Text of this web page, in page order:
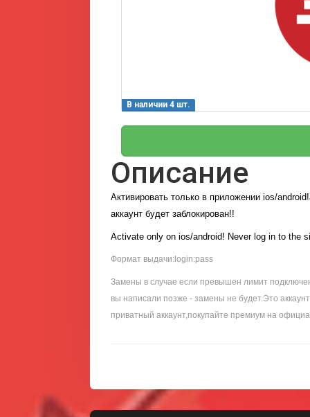
В наличии 4 шт.
Описание
Активировать только в приложении ios/android!
аккаунт будет заблокирован!!
Activate only on ios/android! Never log in to the
Формат выдачи:login:pass
Замены в случае если превышен лимит
вы написали позже - замены не будет.Это
приватный аккаунт,покупайте премиум на